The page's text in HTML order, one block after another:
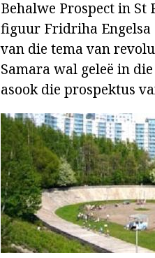
Behalwe Prospect in St
figuur Fridriha Engelsa
van die tema van
Samara wal geleë in
asook die prospektus